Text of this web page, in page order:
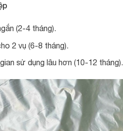
(2-4 tháng).
2 vụ (6-8 tháng).
sử dụng lâu hơn (10-12 tháng).